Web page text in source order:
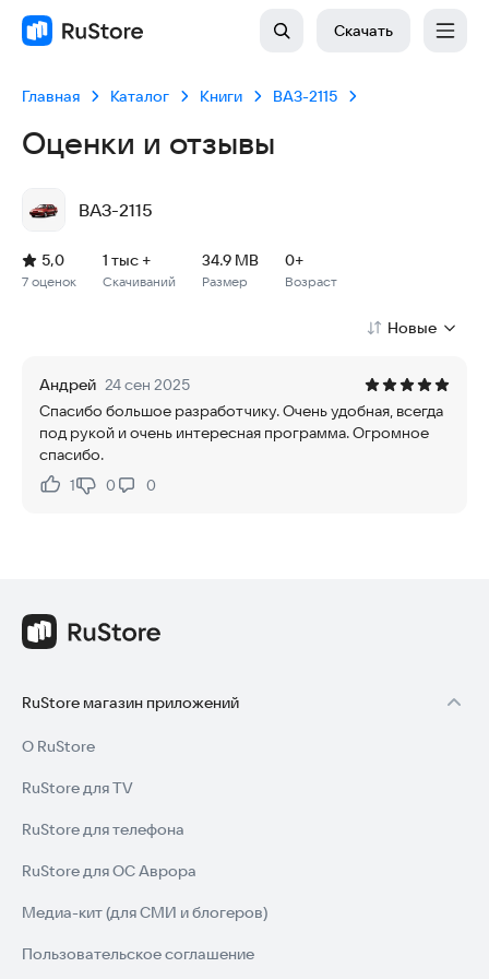
Скачать
Главная Каталог Книги ВАЗ-2115
Оценки и отзывы
ВАЗ-2115
Рейтинг: 5,0, 7 оценок
Скачиваний: 1 тыс +
Размер файла: 34.9 MB
Возрастное ограничение: 34.9 MB
7 оценок
5,0
Скачиваний
1 тыс +
Размер
34.9 MB
Возраст
0+
Новые
Андрей 24 сен 2025
Спасибо большое разработчику. Очень удобная, всегда
под рукой и очень интересная программа. Огромное
спасибо.
Нравится:
1Не нравится:
0 0
RuStore магазин приложений
О RuStore
RuStore для TV
RuStore для телефона
RuStore для ОС Аврора
Медиа-кит (для СМИ и блогеров)
Пользовательское соглашение